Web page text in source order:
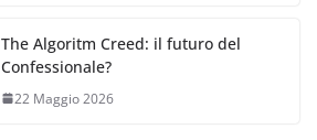
The Algoritm Creed: il futuro del
Confessionale?
22 Maggio 2026